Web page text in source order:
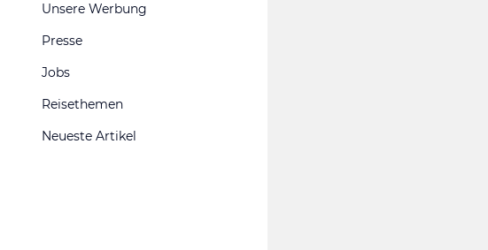
Unsere Werbung
Presse
Jobs
Reisethemen
Neueste Artikel